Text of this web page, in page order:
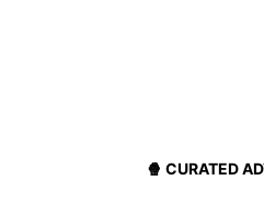
🍿 CURATED